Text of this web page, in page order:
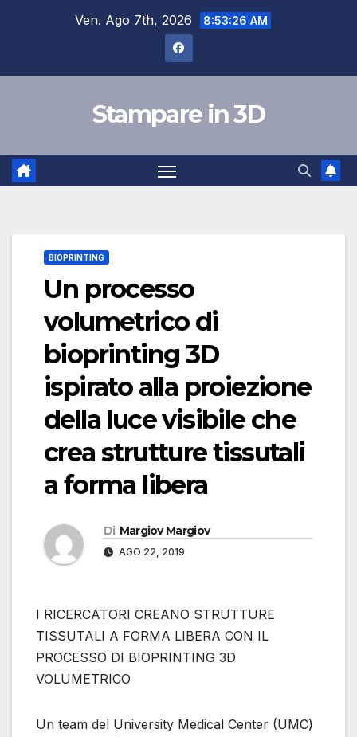
Ven. Ago 7th, 2026 8:53:27 AM
Stampare in 3D
BIOPRINTING
Un processo
volumetrico di
bioprinting 3D
ispirato alla proiezione
della luce visibile che
crea strutture tissutali
a forma libera
Di Margiov Margiov
AGO 22, 2019
I RICERCATORI CREANO STRUTTURE
TISSUTALI A FORMA LIBERA CON IL
PROCESSO DI BIOPRINTING 3D
VOLUMETRICO
Un team del University Medical Center (UMC)